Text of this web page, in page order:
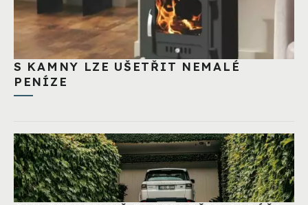
S KAMNY LZE UŠETŘIT NEMALÉ
PENÍZE